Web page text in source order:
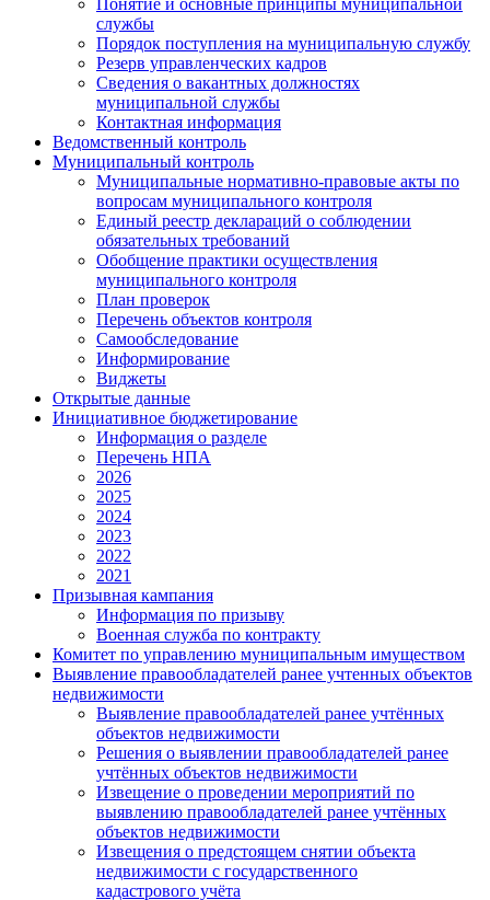
Понятие и основные принципы муниципальной
службы
Порядок поступления на муниципальную службу
Резерв управленческих кадров
Сведения о вакантных должностях
муниципальной службы
Контактная информация
Ведомственный контроль
Муниципальный контроль
Муниципальные нормативно-правовые акты по
вопросам муниципального контроля
Единый реестр деклараций о соблюдении
обязательных требований
Обобщение практики осуществления
муниципального контроля
План проверок
Перечень объектов контроля
Самообследование
Информирование
Виджеты
Открытые данные
Инициативное бюджетирование
Информация о разделе
Перечень НПА
2026
2025
2024
2023
2022
2021
Призывная кампания
Информация по призыву
Военная служба по контракту
Комитет по управлению муниципальным имуществом
Выявление правообладателей ранее учтенных объектов
недвижимости
Выявление правообладателей ранее учтённых
объектов недвижимости
Решения о выявлении правообладателей ранее
учтённых объектов недвижимости
Извещение о проведении мероприятий по
выявлению правообладателей ранее учтённых
объектов недвижимости
Извещения о предстоящем снятии объекта
недвижимости с государственного
кадастрового учёта